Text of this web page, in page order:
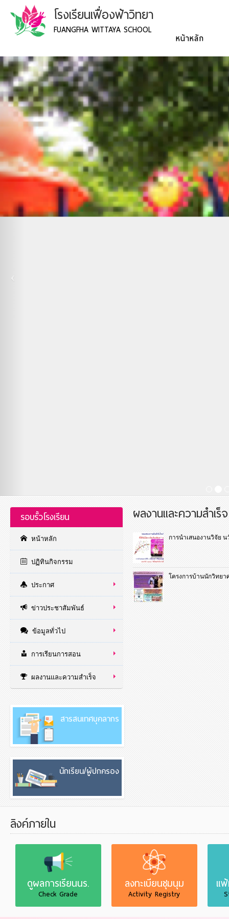
โรงเรียนเฟื่องฟ้าวิทยา
FUANGFHA WITTAYA SCHOOL
หน้าหลัก
รอบรั้วโรงเรียน
หน้าหลัก
ปฏิทินกิจกรรม
ประกาศ
ข่าวประชาสัมพันธ์
ข้อมูลทั่วไป
การเรียนการสอน
ผลงานและความสำเร็จ
สารสนเทศบุคลากร
นักเรียน/ผู้ปกครอง
ผลงานและความสำเ
การนำเสนองานวิจัย น
โครงการบ้านนักวิทยา
ลิงค์ภายใน
ดูผลการเรียนนร.
Check Grade
ลงทะเบียนชุมนุม
Activity Registry
แ